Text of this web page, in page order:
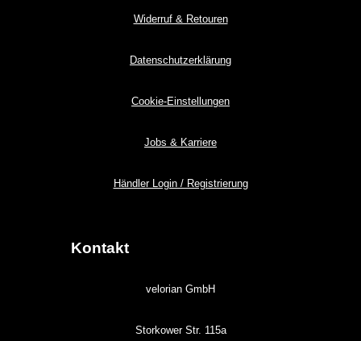
Widerruf & Retouren
Datenschutzerklärung
Cookie-Einstellungen
Jobs & Karriere
Händler Login / Registrierung
Kontakt
velorian GmbH
Storkower Str. 115a